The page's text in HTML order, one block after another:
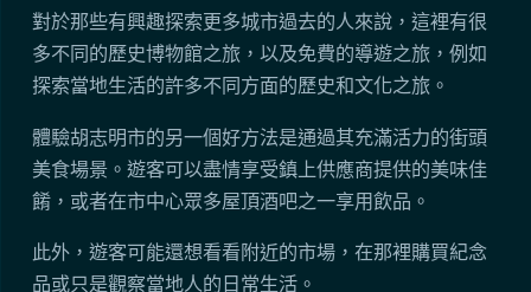
對於那些有興趣探索更多城市過去的人來說，這裡有很
多不同的歷史博物館之旅，以及免費的導遊之旅，例如
探索當地生活的許多不同方面的歷史和文化之旅。
體驗胡志明市的另一個好方法是通過其充滿活力的街頭
美食場景。遊客可以盡情享受鎮上供應商提供的美味佳
餚，或者在市中心眾多屋頂酒吧之一享用飲品。
此外，遊客可能還想看看附近的市場，在那裡購買紀念
品或只是觀察當地人的日常生活。